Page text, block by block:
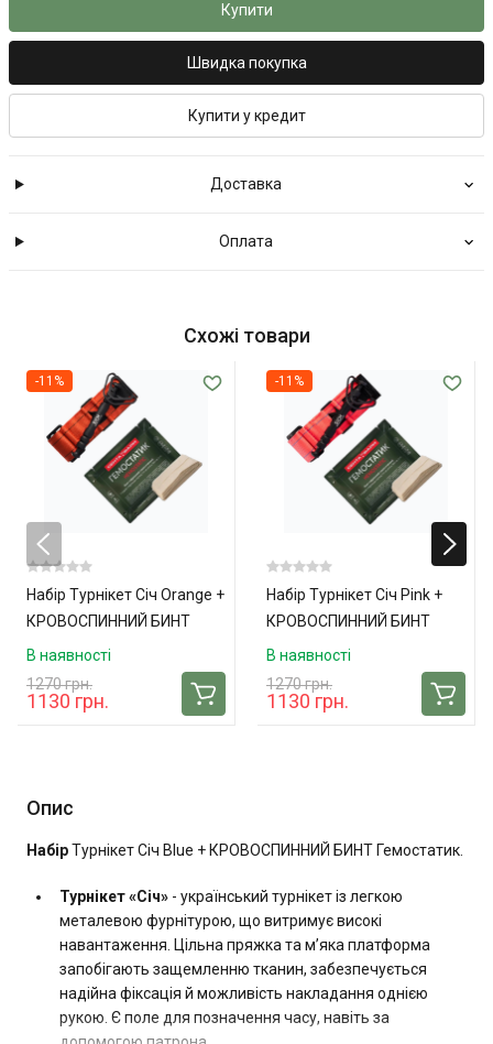
Купити
Швидка покупка
Купити у кредит
Доставка
Оплата
Схожі товари
-11%
Набір Турнікет Січ Orange +
КРОВОСПИННИЙ БИНТ
Гемостатик
В наявності
1270 грн.
1130 грн.
-11%
Набір Турнікет Січ Pink +
КРОВОСПИННИЙ БИНТ
Гемостатик
В наявності
1270 грн.
1130 грн.
Опис
НабірТурнікет Січ Blue + КРОВОСПИННИЙ БИНТ Гемостатик.
Турнікет «Січ» - український турнікет із легкою
металевою фурнітурою, що витримує високі
навантаження. Цільна пряжка та м’яка платформа
запобігають защемленню тканин, забезпечується
надійна фіксація й можливість накладання однією
рукою. Є поле для позначення часу, навіть за